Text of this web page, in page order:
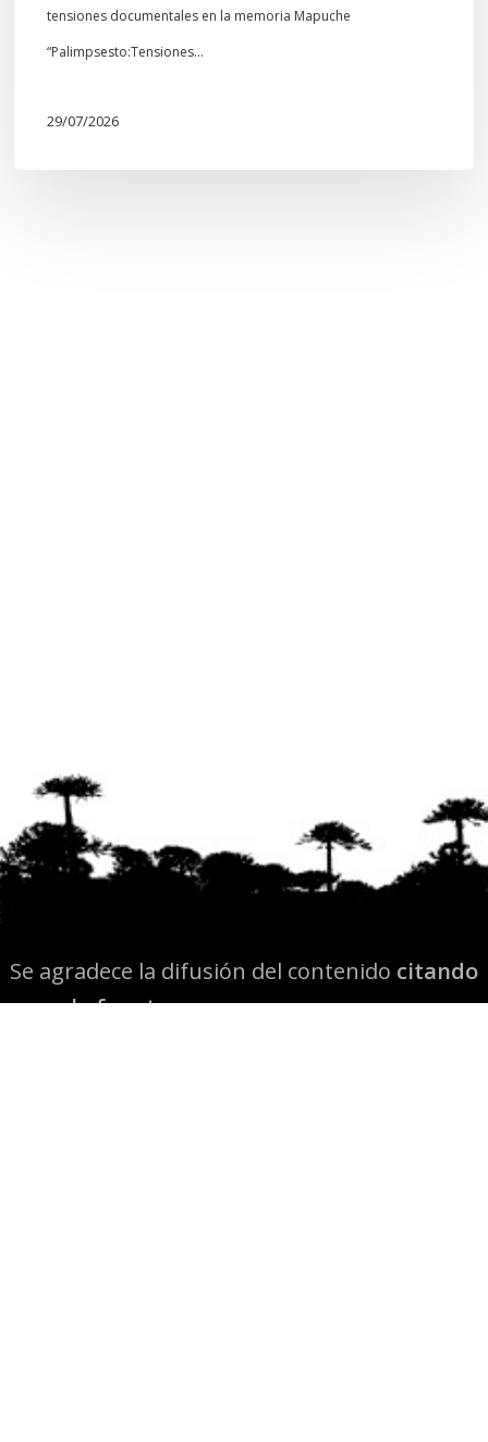
tensiones documentales en la memoria Mapuche
“Palimpsesto:Tensiones…
29/07/2026
Se agradece la difusión del contenido citando
la fuente www.mapuexpress.org